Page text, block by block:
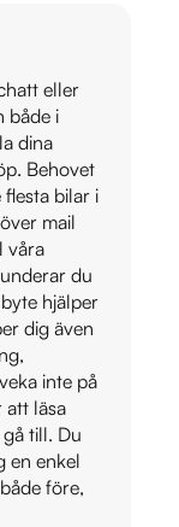
eller
både i
dina
Behovet
bilar i
mail
våra
du
hjälper
dig även
inte på
att läsa
till. Du
en enkel
före,